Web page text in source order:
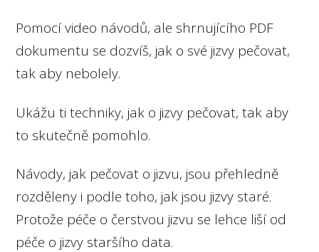
Pomocí video návodů, ale shrnujícího PDF
dokumentu se dozvíš, jak o své jizvy pečovat,
tak aby nebolely.
Ukážu ti techniky, jak o jizvy pečovat, tak aby
to skutečně pomohlo.
Návody, jak pečovat o jizvu, jsou přehledně
rozděleny i podle toho, jak jsou jizvy staré.
Protože péče o čerstvou jizvu se lehce liší od
péče o jizvy staršího data.